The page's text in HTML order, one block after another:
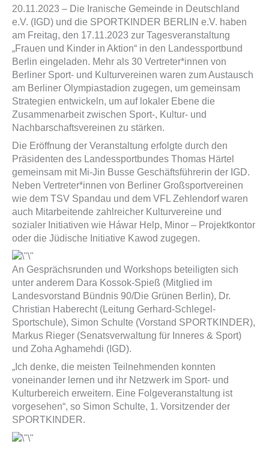
20.11.2023 – Die Iranische Gemeinde in Deutschland
e.V. (IGD) und die SPORTKINDER BERLIN e.V. haben
am Freitag, den 17.11.2023 zur Tagesveranstaltung
„Frauen und Kinder in Aktion“ in den Landessportbund
Berlin eingeladen. Mehr als 30 Vertreter*innen von
Berliner Sport- und Kulturvereinen waren zum Austausch
am Berliner Olympiastadion zugegen, um gemeinsam
Strategien entwickeln, um auf lokaler Ebene die
Zusammenarbeit zwischen Sport-, Kultur- und
Nachbarschaftsvereinen zu stärken.
Die Eröffnung der Veranstaltung erfolgte durch den
Präsidenten des Landessportbundes Thomas Härtel
gemeinsam mit Mi-Jin Busse Geschäftsführerin der IGD.
Neben Vertreter*innen von Berliner Großsportvereinen
wie dem TSV Spandau und dem VFL Zehlendorf waren
auch Mitarbeitende zahlreicher Kulturvereine und
sozialer Initiativen wie Háwar Help, Minor – Projektkontor
oder die Jüdische Initiative Kawod zugegen.
An Gesprächsrunden und Workshops beteiligten sich
unter anderem Dara Kossok-Spieß (Mitglied im
Landesvorstand Bündnis 90/Die Grünen Berlin), Dr.
Christian Haberecht (Leitung Gerhard-Schlegel-
Sportschule), Simon Schulte (Vorstand SPORTKINDER),
Markus Rieger (Senatsverwaltung für Inneres & Sport)
und Zoha Aghamehdi (IGD).
„Ich denke, die meisten Teilnehmenden konnten
voneinander lernen und ihr Netzwerk im Sport- und
Kulturbereich erweitern. Eine Folgeveranstaltung ist
vorgesehen“, so Simon Schulte, 1. Vorsitzender der
SPORTKINDER.